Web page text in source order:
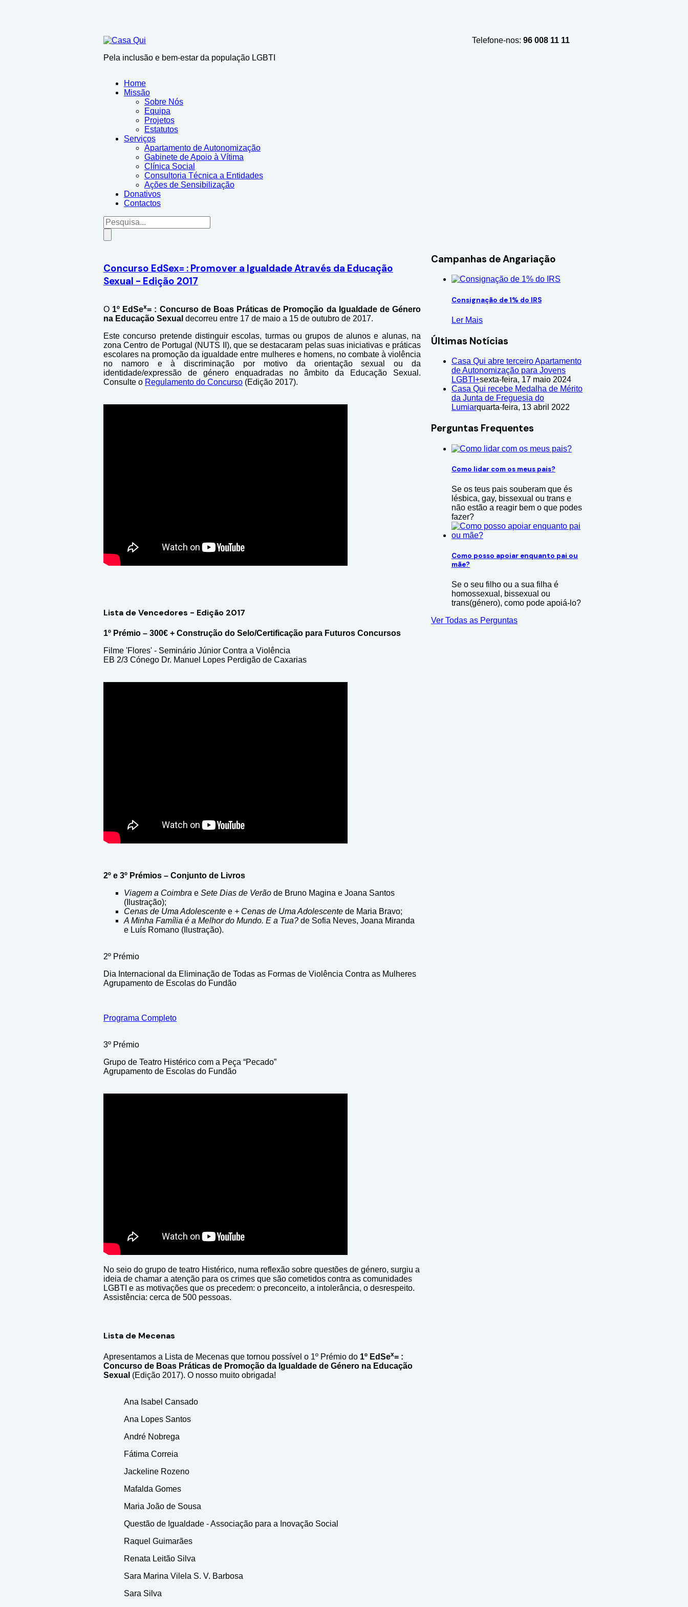
sexdolls?
Pela inclusão e bem-estar da população LGBTI
Telefone-nos: 96 008 11 11
Home
Missão
Sobre Nós
Equipa
Projetos
Estatutos
Serviços
Apartamento de Autonomização
Gabinete de Apoio à Vítima
Clínica Social
Consultoria Técnica a Entidades
Ações de Sensibilização
Donativos
Contactos
Concurso EdSex= : Promover a Igualdade Através da Educação
Sexual - Edição 2017
O 1º EdSex= : Concurso de Boas Práticas de Promoção da Igualdade de Género
na Educação Sexual decorreu entre 17 de maio a 15 de outubro de 2017.
Este concurso pretende distinguir escolas, turmas ou grupos de alunos e alunas, na
zona Centro de Portugal (NUTS II), que se destacaram pelas suas iniciativas e práticas
escolares na promoção da igualdade entre mulheres e homens, no combate à violência
no namoro e à discriminação por motivo da orientação sexual ou da
identidade/expressão de género enquadradas no âmbito da Educação Sexual.
Consulte o Regulamento do Concurso (Edição 2017).
Lista de Vencedores - Edição 2017
1º Prémio – 300€ + Construção do Selo/Certificação para Futuros Concursos
Filme 'Flores' - Seminário Júnior Contra a Violência
EB 2/3 Cónego Dr. Manuel Lopes Perdigão de Caxarias
2º e 3º Prémios – Conjunto de Livros
Viagem a Coimbra e Sete Dias de Verão de Bruno Magina e Joana Santos
(Ilustração);
Cenas de Uma Adolescente e + Cenas de Uma Adolescente de Maria Bravo;
A Minha Família é a Melhor do Mundo. E a Tua? de Sofia Neves, Joana Miranda
e Luís Romano (Ilustração).
2º Prémio
Dia Internacional da Eliminação de Todas as Formas de Violência Contra as Mulheres
Agrupamento de Escolas do Fundão
Programa Completo
3º Prémio
Grupo de Teatro Histérico com a Peça “Pecado”
Agrupamento de Escolas do Fundão
No seio do grupo de teatro Histérico, numa reflexão sobre questões de género, surgiu a
ideia de chamar a atenção para os crimes que são cometidos contra as comunidades
LGBTI e as motivações que os precedem: o preconceito, a intolerância, o desrespeito.
Assistência: cerca de 500 pessoas.
Lista de Mecenas
Apresentamos a Lista de Mecenas que tornou possível o 1º Prémio do 1º EdSex= :
Concurso de Boas Práticas de Promoção da Igualdade de Género na Educação
Sexual (Edição 2017). O nosso muito obrigada!
Ana Isabel Cansado
Ana Lopes Santos
André Nobrega
Fátima Correia
Jackeline Rozeno
Mafalda Gomes
Maria João de Sousa
Questão de Igualdade - Associação para a Inovação Social
Raquel Guimarães
Renata Leitão Silva
Sara Marina Vilela S. V. Barbosa
Sara Silva
Campanhas de Angariação
Consignação de 1% do IRS
Ler Mais
Últimas Notícias
Casa Qui abre terceiro Apartamento
de Autonomização para Jovens
LGBTI+sexta-feira, 17 maio 2024
Casa Qui recebe Medalha de Mérito
da Junta de Freguesia do
Lumiarquarta-feira, 13 abril 2022
Perguntas Frequentes
Como lidar com os meus pais?
Se os teus pais souberam que és
lésbica, gay, bissexual ou trans e
não estão a reagir bem o que podes
fazer?
Como posso apoiar enquanto pai ou
mãe?
Se o seu filho ou a sua filha é
homossexual, bissexual ou
trans(género), como pode apoiá-lo?
Ver Todas as Perguntas